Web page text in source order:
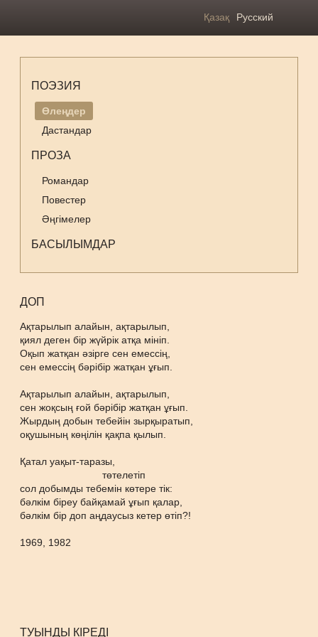
Қазақ Русский
ПОЭЗИЯ
Өлеңдер
Дастандар
ПРОЗА
Романдар
Повестер
Әңгімелер
БАСЫЛЫМДАР
ДОП
Ақтарылып алайын, ақтарылып,
қиял деген бір жүйрік атқа мініп.
Оқып жатқан әзірге сен емессің,
сен емессің бәрібір жатқан ұғып.
Ақтарылып алайын, ақтарылып,
сен жоқсың ғой бәрібір жатқан ұғып.
Жырдың добын тебейін зырқыратып,
оқушының көңілін қақпа қылып.
Қатал уақыт-таразы,
төтелетіп
сол добымды тебемін көтере тік:
бәлкім біреу байқамай ұғып қалар,
бәлкім бір доп аңдаусыз кетер өтіп?!
1969, 1982
ТУЫНДЫ КІРЕДІ